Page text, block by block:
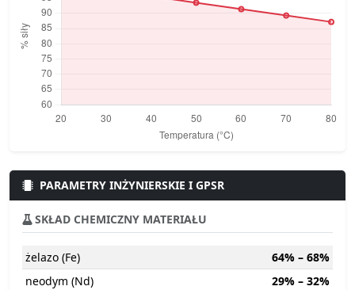
PARAMETRY INŻYNIERSKIE I GPSR
SKŁAD CHEMICZNY MATERIAŁU
żelazo (Fe)
64% – 68%
neodym (Nd)
29% – 32%